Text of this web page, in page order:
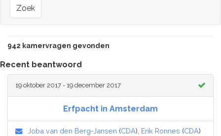
Zoek
942 kamervragen gevonden
Recent beantwoord
19 oktober 2017 - 19 december 2017
Erfpacht in Amsterdam
Joba van den Berg-Jansen (CDA), Erik Ronnes (CDA)